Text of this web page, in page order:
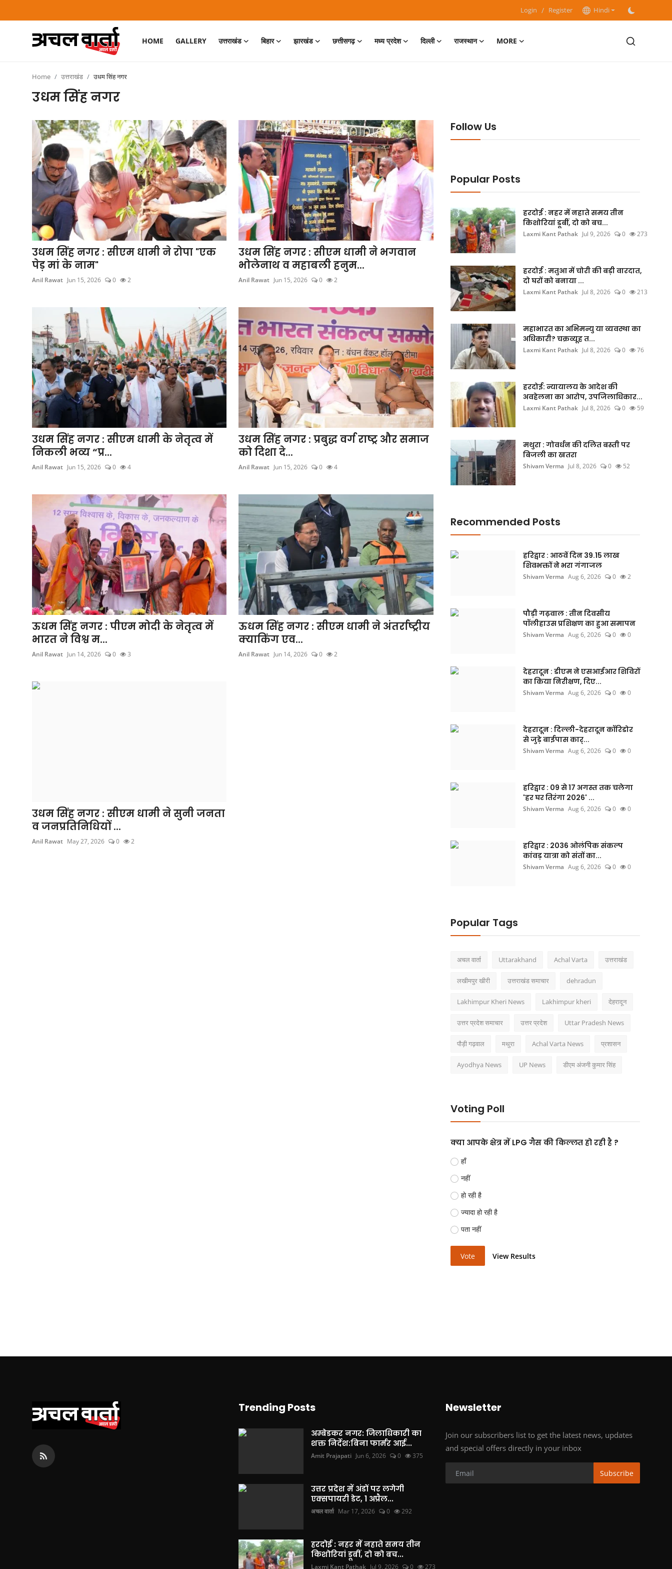
Login / Register Hindi
HOME GALLERY उत्तराखंड बिहार झारखंड छत्तीसगढ़ मध्य प्रदेश दिल्ली राजस्थान
MORE
Register
छत्तीसगढ़
मध्य प्रदेश
राजस्थान
बिजनेस
अपना राज्य - अपना शहर
जॉब - कैरियर
सिनेमा
विचार वार्ता
लाइफस्टाइल
टेक्नोलॉजी
Home उत्तराखंड उधम सिंह नगर
उधम सिंह नगर
उधम सिंह नगर : सीएम धामी ने रोपा "एक
पेड़ मां के नाम"
Anil Rawat Jun 15, 2026 0 2
उधम सिंह नगर : सीएम धामी ने भगवान
भोलेनाथ व महाबली हनुम...
Anil Rawat Jun 15, 2026 0 2
उधम सिंह नगर : सीएम धामी के नेतृत्व में
निकली भव्य “प्र...
Anil Rawat Jun 15, 2026 0 4
उधम सिंह नगर : प्रबुद्ध वर्ग राष्ट्र और समाज
को दिशा दे...
Anil Rawat Jun 15, 2026 0 4
ऊधम सिंह नगर : पीएम मोदी के नेतृत्व में
भारत ने विश्व म...
Anil Rawat Jun 14, 2026 0 3
ऊधम सिंह नगर : सीएम धामी ने अंतर्राष्ट्रीय
क्याकिंग एव...
Anil Rawat Jun 14, 2026 0 2
उधम सिंह नगर : सीएम धामी ने सुनी जनता
व जनप्रतिनिधियों ...
Anil Rawat May 27, 2026 0 2
Follow Us
Popular Posts
हरदोई : नहर में नहाते समय तीन
किशोरियां डूबीं, दो को बच...
Laxmi Kant Pathak Jul 9, 2026 0 273
हरदोई : मतुआ में चोरी की बड़ी वारदात,
दो घरों को बनाया ...
Laxmi Kant Pathak Jul 8, 2026 0 213
महाभारत का अभिमन्यु या व्यवस्था का
अधिकारी? चक्रव्यूह त...
Laxmi Kant Pathak Jul 8, 2026 0 76
हरदोई: न्यायालय के आदेश की
अवहेलना का आरोप, उपजिलाधिकार...
Laxmi Kant Pathak Jul 8, 2026 0 59
मथुरा : गोवर्धन की दलित बस्ती पर
बिजली का खतरा
Shivam Verma Jul 8, 2026 0 52
Recommended Posts
हरिद्वार : आठवें दिन 39.15 लाख
शिवभक्तों ने भरा गंगाजल
Shivam Verma Aug 6, 2026 0 2
पौड़ी गढ़वाल : तीन दिवसीय
पॉलीहाउस प्रशिक्षण का हुआ समापन
Shivam Verma Aug 6, 2026 0 0
देहरादून : डीएम ने एसआईआर शिविरों
का किया निरीक्षण, दिए...
Shivam Verma Aug 6, 2026 0 0
देहरादून : दिल्ली-देहरादून कॉरिडोर
से जुड़े बाईपास कार्...
Shivam Verma Aug 6, 2026 0 0
हरिद्वार : 09 से 17 अगस्त तक चलेगा
'हर घर तिरंगा 2026' ...
Shivam Verma Aug 6, 2026 0 0
हरिद्वार : 2036 ओलंपिक संकल्प
कांवड़ यात्रा को संतों का...
Shivam Verma Aug 6, 2026 0 0
Popular Tags
अचल वार्ता Uttarakhand Achal Varta उत्तराखंड
लखीमपुर खीरी उत्तराखंड समाचार dehradun
Lakhimpur Kheri News Lakhimpur kheri देहरादून
उत्तर प्रदेश समाचार उत्तर प्रदेश Uttar Pradesh News
पौड़ी गढ़वाल मथुरा Achal Varta News प्रशासन
Ayodhya News UP News डीएम अंजनी कुमार सिंह
Voting Poll
क्या आपके क्षेत्र में LPG गैस की किल्लत हो रही है ?
हाँ
नहीं
हो रही है
ज्यादा हो रही है
पता नहीं
Vote View Results
Trending Posts
अम्बेडकर नगर: जिलाधिकारी का
शक्त निर्देश:बिना फार्मर आई...
Amit Prajapati Jun 6, 2026 0 375
उत्तर प्रदेश में अंडों पर लगेगी
एक्सपायरी डेट, 1 अप्रैल...
अचल वार्ता Mar 17, 2026 0 292
हरदोई : नहर में नहाते समय तीन
किशोरियां डूबीं, दो को बच...
Laxmi Kant Pathak Jul 9, 2026 0 273
Newsletter
Join our subscribers list to get the latest news, updates
and special offers directly in your inbox
Subscribe